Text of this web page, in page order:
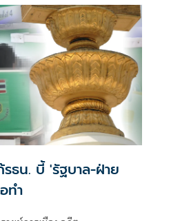
ธน. บี้ 'รัฐบาล-ฝ่าย
ทำ